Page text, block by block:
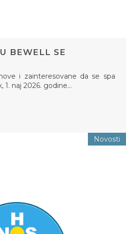
BEWELL SE
i zainteresovane da se spa
1. naj 2026. godine…
Novosti